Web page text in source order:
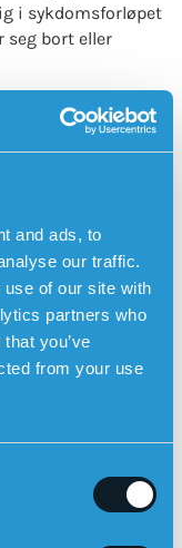
and ads, to
our traffic.
of our site with
partners who
you’ve
from your use
i sykdomsforløpet
seg bort eller
og automatisk
på et teknisk
med
utendørs og
pårørende kan se
appen.
trygghetsalarmen
at klokken
er tid for å ta